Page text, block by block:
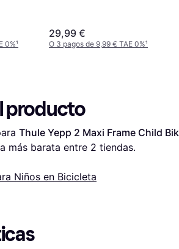
0%¹
29,99 €
O 3 pagos de 9,99 € TAE 0%¹
producto
Thule Yepp 2 Maxi Frame Child
más barata entre 2 tiendas.
Niños en Bicicleta